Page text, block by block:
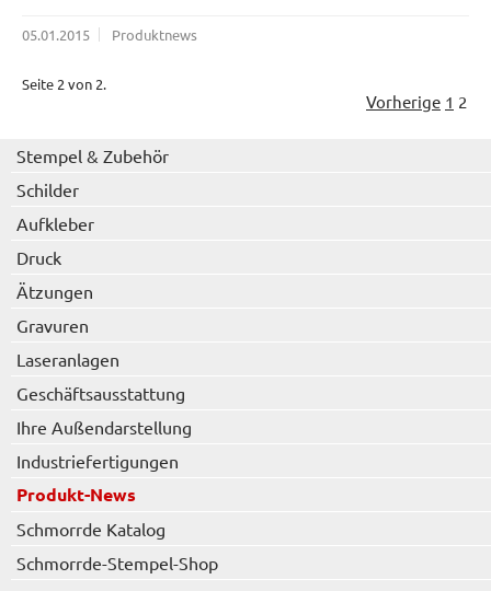
05.01.2015 Produktnews
Seite 2 von 2.
Vorherige 1 2
Stempel & Zubehör
Schilder
Aufkleber
Druck
Ätzungen
Gravuren
Laseranlagen
Geschäftsausstattung
Ihre Außendarstellung
Industriefertigungen
Produkt-News
Schmorrde Katalog
Schmorrde-Stempel-Shop